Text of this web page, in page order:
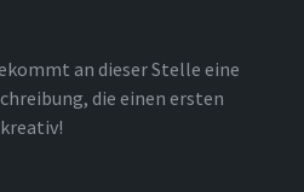
an dieser Stelle eine
die einen ersten